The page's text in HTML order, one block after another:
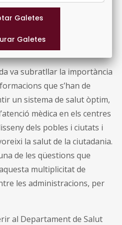
aquesta coordinació entre
la necessitat de treballar
i món local, davant dels
al davant.
va subratllar la importància
que s’han de
un sistema de salut òptim,
mèdica en els centres
dels pobles i ciutats i
la salut de la ciutadania.
de les qüestions que
multiplicitat de
les administracions, per
al Departament de Salut